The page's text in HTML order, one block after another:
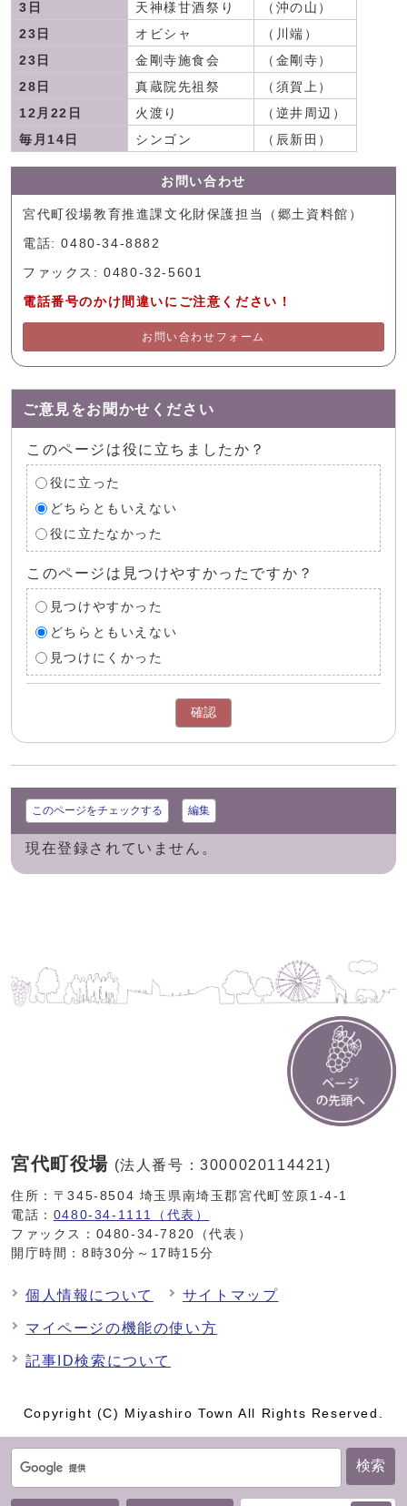
検索
3日
天神様甘酒祭り
（沖の山）
23日
オビシャ
（川端）
23日
金剛寺施食会
（金剛寺）
28日
真蔵院先祖祭
（須賀上）
12月22日
火渡り
（逆井周辺）
毎月14日
シンゴン （辰新田）
お問い合わせ
宮代町役場教育推進課文化財保護担当（郷土資料館）
電話: 0480-34-8882
ファックス: 0480-32-5601
電話番号のかけ間違いにご注意ください！
お問い合わせフォーム
ご意見をお聞かせください
このページは役に立ちましたか？
役に立った
どちらともいえない
役に立たなかった
このページは見つけやすかったですか？
見つけやすかった
どちらともいえない
見つけにくかった
確認
このページをチェックする 編集
現在登録されていません。
宮代町役場 (法人番号：3000020114421)
住所：〒345-8504 埼玉県南埼玉郡宮代町笠原1-4-1
電話： 0480-34-1111（代表）
ファックス：0480-34-7820（代表）
開庁時間：8時30分～17時15分
個人情報について サイトマップ
マイページの機能の使い方
記事ID検索について
Copyright (C) Miyashiro Town All Rights Reserved.